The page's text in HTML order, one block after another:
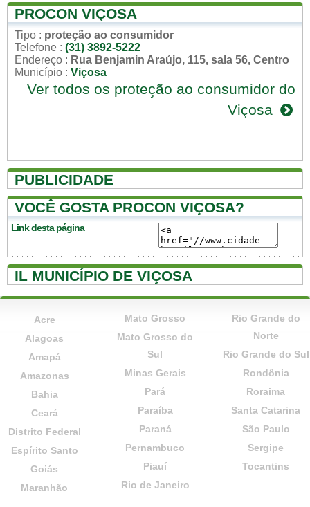
PROCON VIÇOSA
Tipo : proteção ao consumidor
Telefone : (31) 3892-5222
Endereço : Rua Benjamin Araújo, 115, sala 56, Centro
Município : Viçosa
Ver todos os proteção ao consumidor do
Viçosa
PUBLICIDADE
VOCÊ GOSTA PROCON VIÇOSA?
Link desta página
IL MUNICÍPIO DE VIÇOSA
Acre
Alagoas
Amapá
Amazonas
Bahia
Ceará
Distrito Federal
Espírito Santo
Goiás
Maranhão
Mato Grosso
Mato Grosso do
Sul
Minas Gerais
Pará
Paraíba
Paraná
Pernambuco
Piauí
Rio de Janeiro
Rio Grande do
Norte
Rio Grande do Sul
Rondônia
Roraima
Santa Catarina
São Paulo
Sergipe
Tocantins